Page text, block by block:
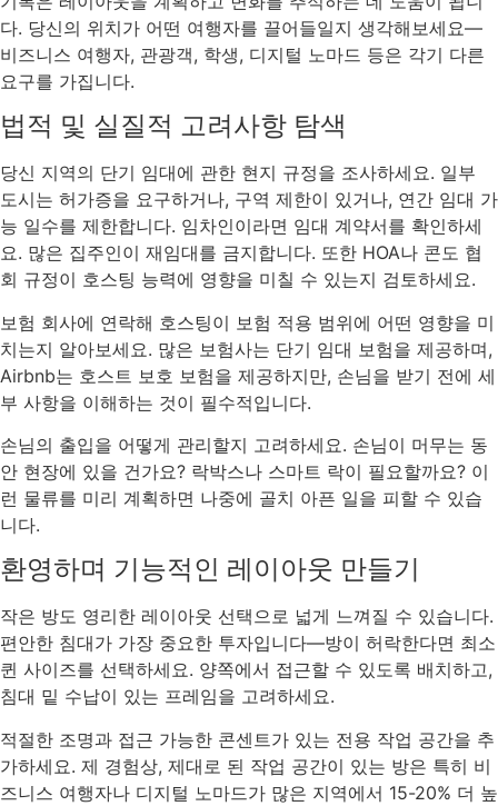
다. 당신의 위치가 어떤 여행자를 끌어들일지 생각해보세요—
비즈니스 여행자, 관광객, 학생, 디지털 노마드 등은 각기 다른
요구를 가집니다.
법적 및 실질적 고려사항 탐색
당신 지역의 단기 임대에 관한 현지 규정을 조사하세요. 일부
도시는 허가증을 요구하거나, 구역 제한이 있거나, 연간 임대 가
능 일수를 제한합니다. 임차인이라면 임대 계약서를 확인하세
요. 많은 집주인이 재임대를 금지합니다. 또한 HOA나 콘도 협
회 규정이 호스팅 능력에 영향을 미칠 수 있는지 검토하세요.
보험 회사에 연락해 호스팅이 보험 적용 범위에 어떤 영향을 미
치는지 알아보세요. 많은 보험사는 단기 임대 보험을 제공하며,
Airbnb는 호스트 보호 보험을 제공하지만, 손님을 받기 전에 세
부 사항을 이해하는 것이 필수적입니다.
손님의 출입을 어떻게 관리할지 고려하세요. 손님이 머무는 동
안 현장에 있을 건가요? 락박스나 스마트 락이 필요할까요? 이
런 물류를 미리 계획하면 나중에 골치 아픈 일을 피할 수 있습
니다.
환영하며 기능적인 레이아웃 만들기
작은 방도 영리한 레이아웃 선택으로 넓게 느껴질 수 있습니다.
편안한 침대가 가장 중요한 투자입니다—방이 허락한다면 최소
퀸 사이즈를 선택하세요. 양쪽에서 접근할 수 있도록 배치하고,
침대 밑 수납이 있는 프레임을 고려하세요.
적절한 조명과 접근 가능한 콘센트가 있는 전용 작업 공간을 추
가하세요. 제 경험상, 제대로 된 작업 공간이 있는 방은 특히 비
즈니스 여행자나 디지털 노마드가 많은 지역에서 15-20% 더 높